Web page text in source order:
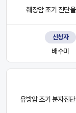
췌장암 조기 진단
신청자
배수미
유방암 조기 분자진